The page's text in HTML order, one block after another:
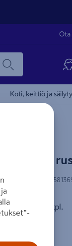
Koti, keittiö ja
20x3mm
koodi
8 kpl.